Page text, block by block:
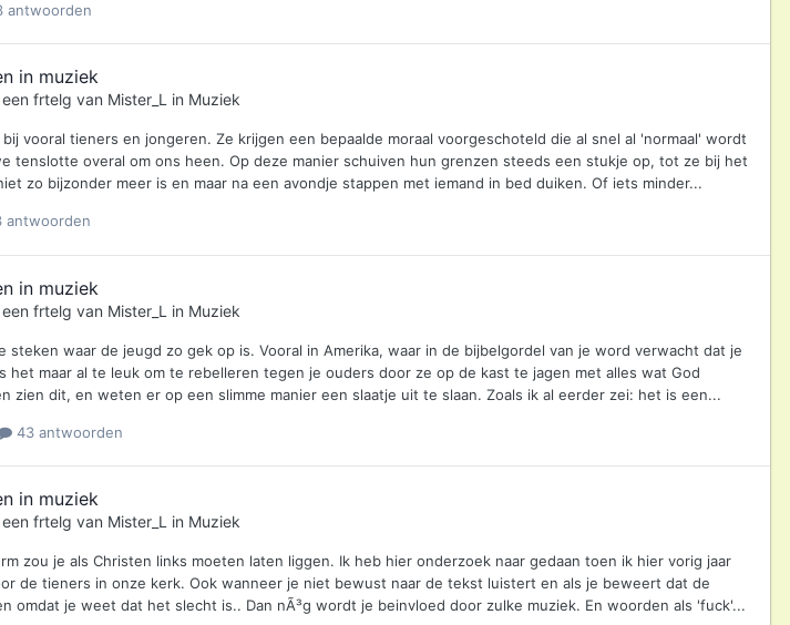
antwoorden
in muziek
frtelg van Mister_L in Muziek
vooral tieners en jongeren. Ze krijgen een bepaalde moraal voorgeschoteld die al snel al 'normaal' wordt
tenslotte overal om ons heen. Op deze manier schuiven hun grenzen steeds een stukje op, tot ze bij het
zo bijzonder meer is en maar na een avondje stappen met iemand in bed duiken. Of iets minder...
antwoorden
in muziek
frtelg van Mister_L in Muziek
steken waar de jeugd zo gek op is. Vooral in Amerika, waar in de bijbelgordel van je word verwacht dat je
het maar al te leuk om te rebelleren tegen je ouders door ze op de kast te jagen met alles wat God
zien dit, en weten er op een slimme manier een slaatje uit te slaan. Zoals ik al eerder zei: het is een...
43 antwoorden
in muziek
frtelg van Mister_L in Muziek
zou je als Christen links moeten laten liggen. Ik heb hier onderzoek naar gedaan toen ik hier vorig jaar
de tieners in onze kerk. Ook wanneer je niet bewust naar de tekst luistert en als je beweert dat de
omdat je weet dat het slecht is.. Dan nÃ³g wordt je beinvloed door zulke muziek. En woorden als 'fuck'...